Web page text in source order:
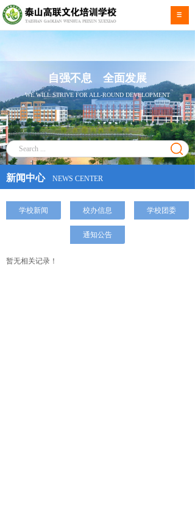
自强不息 全面发展
WE WILL STRIVE FOR ALL-ROUND DEVELOPMENT
新闻中心NEWS CENTER
校办信息 学校团委
学校新闻
通知公告
暂无相关记录！